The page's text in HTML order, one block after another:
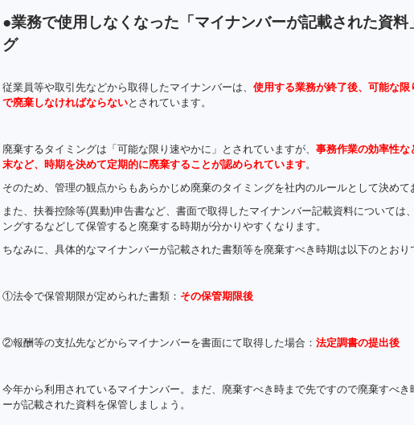
●業務で使用しなくなった「マイナンバーが記載された資料
グ
従業員等や取引先などから取得したマイナンバーは、 使用する業務が終了後、可能な
で廃棄しなければならないとされています。
廃棄するタイミングは「可能な限り速やかに」とされていますが、 事務作業の効率性な
末など、時期を決めて定期的に廃棄することが認められています。
そのため、管理の観点からもあらかじめ廃棄のタイミングを社内のルールとして決めて
また、扶養控除等(異動)申告書など、書面で取得したマイナンバー記載資料については
ングするなどして保管すると廃棄する時期が分かりやすくなります。
ちなみに、具体的なマイナンバーが記載された書類等を廃棄すべき時期は以下のとおり
①法令で保管期限が定められた書類： その保管期限後
②報酬等の支払先などからマイナンバーを書面にて取得した場合： 法定調書の提出後
今年から利用されているマイナンバー。まだ、廃棄すべき時まで先ですので廃棄すべ
ーが記載された資料を保管しましょう。